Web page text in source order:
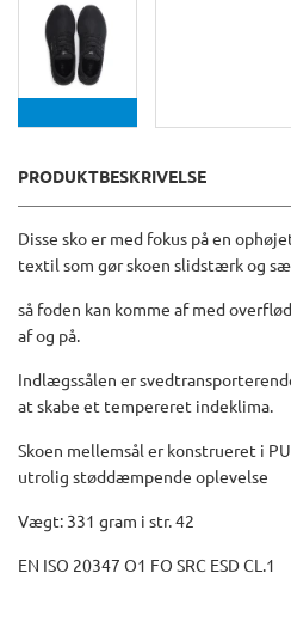
PRODUKTBESKRIVELSE
Disse sko er med fokus på en
textil som gør skoen slidstærk og
så foden kan komme af med
af og på.
Indlægssålen er
at skabe et tempereret indeklima.
Skoen mellemsål er konstrueret i
utrolig støddæmpende oplevelse
Vægt: 331 gram i str. 42
EN ISO 20347 O1 FO SRC ESD CL.1